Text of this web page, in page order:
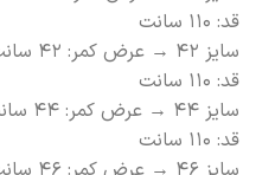
قد: ۱۱۰ سانت
قد: ۱۱۰ سانت
قد: ۱۱۰ سانت